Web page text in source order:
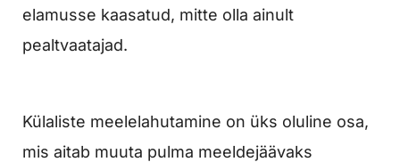
elamusse kaasatud, mitte olla ainult
pealtvaatajad.
Külaliste meelelahutamine on üks oluline osa,
mis aitab muuta pulma meeldejäävaks